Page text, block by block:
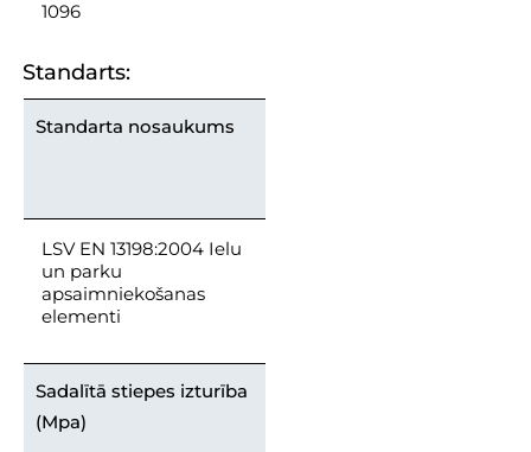
1096
Standarts:
Standarta nosaukums
LSV EN 13198:2004 Ielu
un parku
apsaimniekošanas
elementi
Sadalītā stiepes izturība
(Mpa)